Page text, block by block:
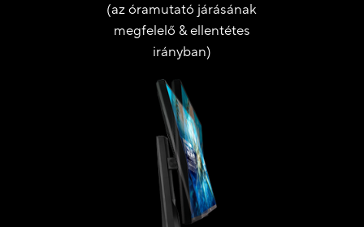
(az óramutató járásának
megfelelő & ellentétes
irányban)